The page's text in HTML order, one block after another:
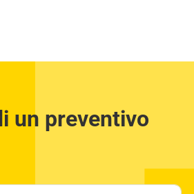
un preventivo